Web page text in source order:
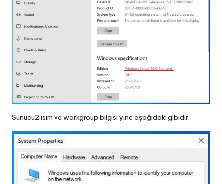
Sunucu2 isim ve workgroup bilgisi yine aşağıdaki gibidir.